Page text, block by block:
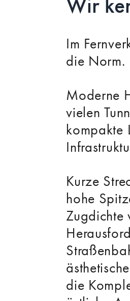
Im
die Norm.
Moderne
vielen
kompakte
Kurze
hohe
Zugdichte
die